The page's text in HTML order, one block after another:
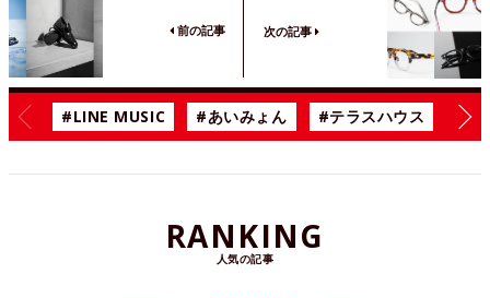
前の記事 次の記事
#LINE MUSIC #あいみょん #テラスハウス #漫
RANKING
人気の記事